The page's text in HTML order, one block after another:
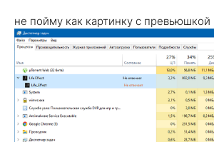
не пойму как картинку с превьюшкой